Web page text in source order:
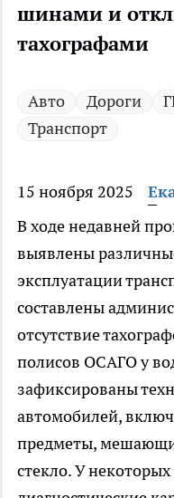
шинами и
тахографами
Авто Дороги
Транспорт
15 ноября 2025
В ходе недавней
выявлены
эксплуатации
составлены
отсутствие
полисов ОСАГО у
зафиксированы
автомобилей,
предметы,
стекло. У